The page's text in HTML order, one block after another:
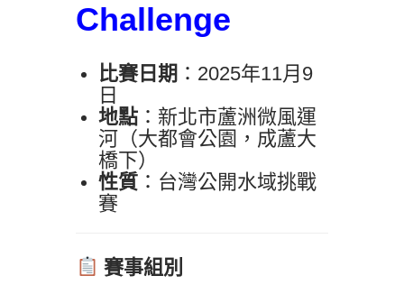
Challenge
比賽日期 ：2025年11月9
日
地點 ：新北市蘆洲微風運
河（大都會公園，成蘆大
橋下）
性質 ：台灣公開水域挑戰
賽
賽事組別